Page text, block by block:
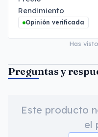
Rendimiento
Opinión verificada
Has visto
Preguntas y
Este producto
el